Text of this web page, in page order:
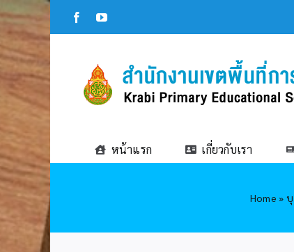
to
content
FacebookYouTube
หน้าแรก เกี่ยวกับเรา
Home »